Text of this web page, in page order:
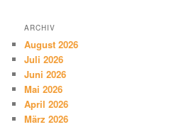
ARCHIV
August 2026
Juli 2026
Juni 2026
Mai 2026
April 2026
März 2026